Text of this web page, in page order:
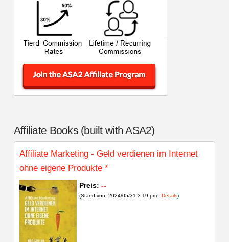
Affiliate Books (built with ASA2)
Affiliate Marketing - Geld verdienen im Internet
ohne eigene Produkte *
Preis: --
(Stand von: 2024/05/31 3:19 pm - Details)